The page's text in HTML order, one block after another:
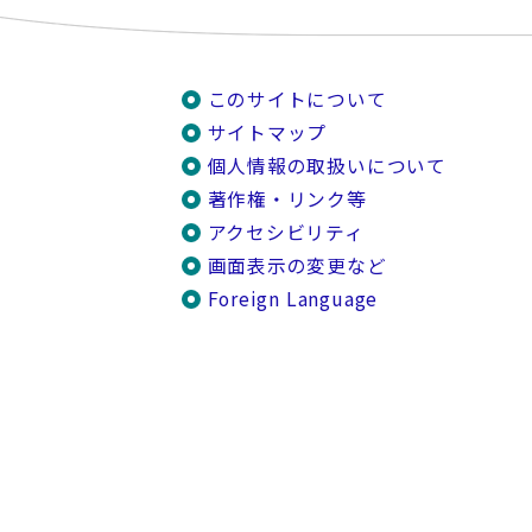
このサイトについて
サイトマップ
個人情報の取扱いについて
著作権・リンク等
アクセシビリティ
画面表示の変更など
Foreign Language